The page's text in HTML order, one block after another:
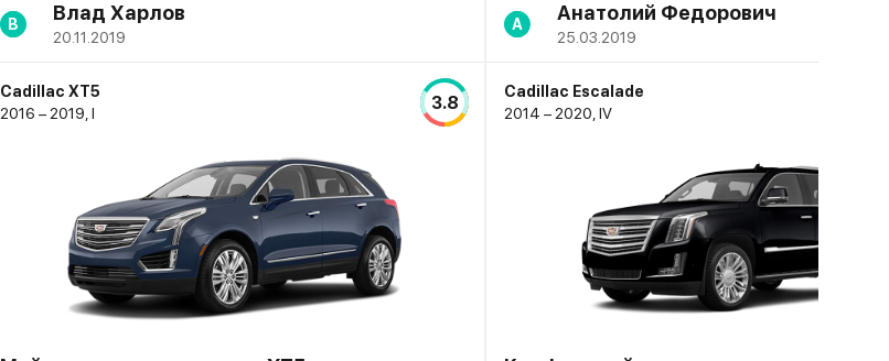
В Влад Харлов
20.11.2019
Cadillac XT5
2016 – 2019, I
3.8
А Анатолий Федорович
25.03.2019
Cadillac Escalade
2014 – 2020, IV